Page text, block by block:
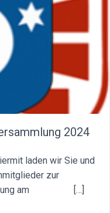
2024
laden wir Sie und
zur
am […]